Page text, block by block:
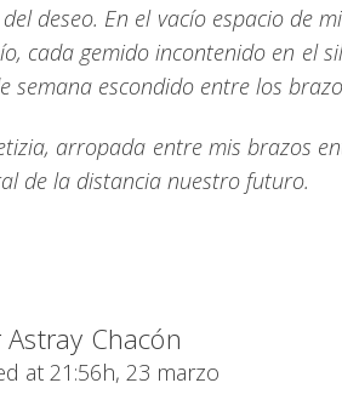
deseo. En el vacío espacio de
cada gemido incontenido en el
semana escondido entre los
arropada entre mis brazos
de la distancia nuestro futuro.
Astray Chacón
at 21:56h, 23 marzo